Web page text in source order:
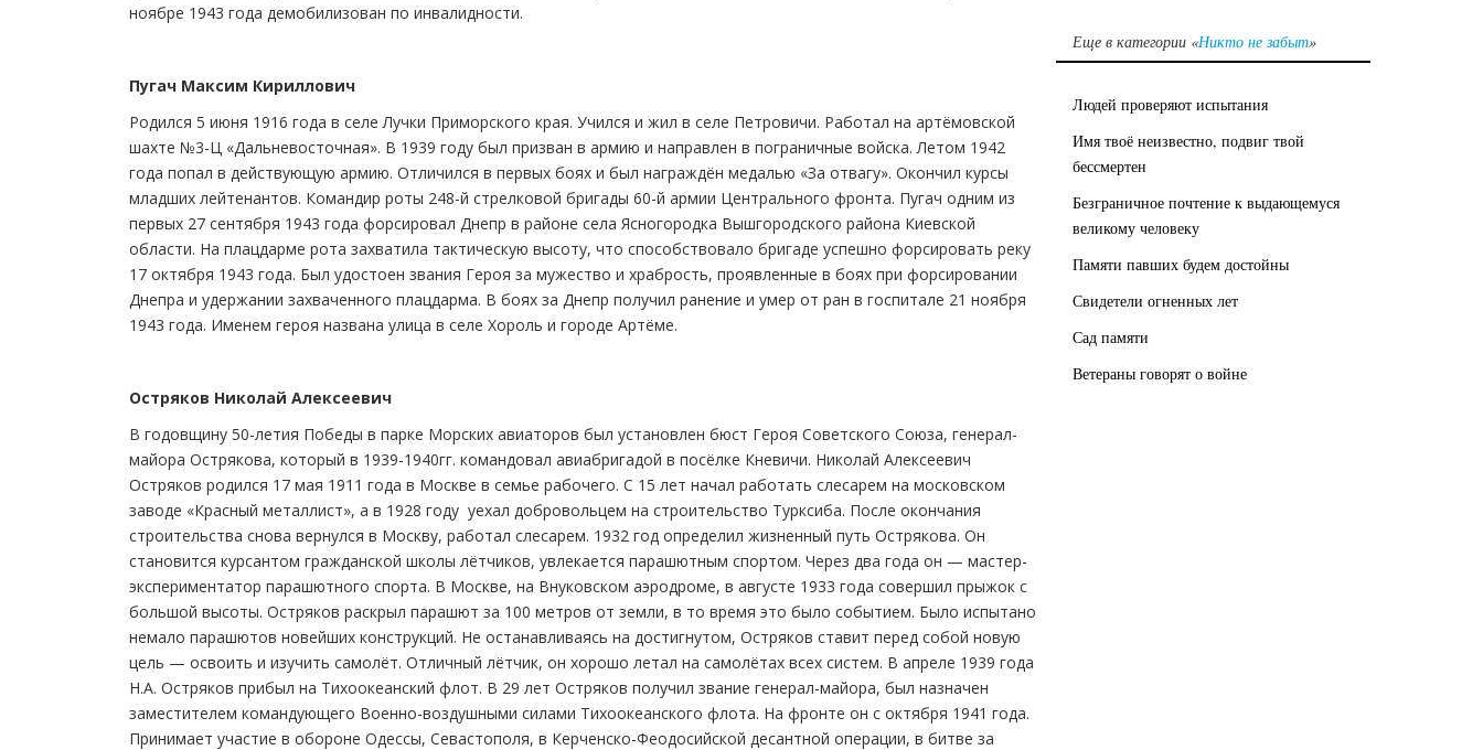
ноябре 1943 года демобилизован по инвалидности.
Пугач Максим Кириллович
Родился 5 июня 1916 года в селе Лучки Приморского края. Учился и жил в селе Петровичи. Работал на артёмовской
шахте №3-Ц «Дальневосточная». В 1939 году был призван в армию и направлен в пограничные войска. Летом 1942
года попал в действующую армию. Отличился в первых боях и был награждён медалью «За отвагу». Окончил курсы
младших лейтенантов. Командир роты 248-й стрелковой бригады 60-й армии Центрального фронта. Пугач одним из
первых 27 сентября 1943 года форсировал Днепр в районе села Ясногородка Вышгородского района Киевской
области. На плацдарме рота захватила тактическую высоту, что способствовало бригаде успешно форсировать реку
17 октября 1943 года. Был удостоен звания Героя за мужество и храбрость, проявленные в боях при форсировании
Днепра и удержании захваченного плацдарма. В боях за Днепр получил ранение и умер от ран в госпитале 21 ноября
1943 года. Именем героя названа улица в селе Хороль и городе Артёме.
Остряков Николай Алексеевич
В годовщину 50-летия Победы в парке Морских авиаторов был установлен бюст Героя Советского Союза, генерал-
майора Острякова, который в 1939-1940гг. командовал авиабригадой в посёлке Кневичи. Николай Алексеевич
Остряков родился 17 мая 1911 года в Москве в семье рабочего. С 15 лет начал работать слесарем на московском
заводе «Красный металлист», а в 1928 году уехал добровольцем на строительство Турксиба. После окончания
строительства снова вернулся в Москву, работал слесарем. 1932 год определил жизненный путь Острякова. Он
становится курсантом гражданской школы лётчиков, увлекается парашютным спортом. Через два года он — мастер-
экспериментатор парашютного спорта. В Москве, на Внуковском аэродроме, в августе 1933 года совершил прыжок с
большой высоты. Остряков раскрыл парашют за 100 метров от земли, в то время это было событием. Было испытано
немало парашютов новейших конструкций. Не останавливаясь на достигнутом, Остряков ставит перед собой новую
цель — освоить и изучить самолёт. Отличный лётчик, он хорошо летал на самолётах всех систем. В апреле 1939 года
Н.А. Остряков прибыл на Тихоокеанский флот. В 29 лет Остряков получил звание генерал-майора, был назначен
заместителем командующего Военно-воздушными силами Тихоокеанского флота. На фронте он с октября 1941 года.
Принимает участие в обороне Одессы, Севастополя, в Керченско-Феодосийской десантной операции, в битве за
Еще в категории «Никто не забыт»
Людей проверяют испытания
Имя твоё неизвестно, подвиг твой
бессмертен
Безграничное почтение к выдающемуся
великому человеку
Памяти павших будем достойны
Свидетели огненных лет
Сад памяти
Ветераны говорят о войне